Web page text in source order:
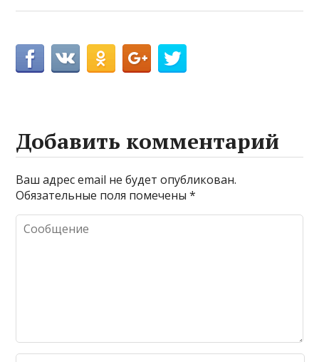
Добавить комментарий
Ваш адрес email не будет опубликован.
Обязательные поля помечены*